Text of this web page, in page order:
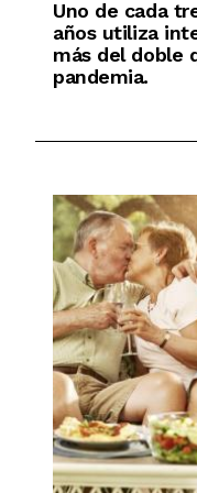
Uno de cada
años utiliza
más del doble
pandemia.